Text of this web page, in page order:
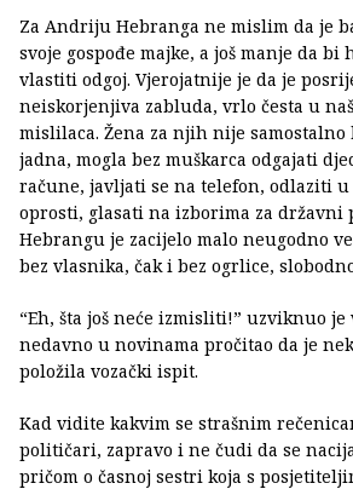
Za Andriju Hebranga ne mislim da je
svoje gospođe majke, a još manje da
vlastiti odgoj. Vjerojatnije je da je
neiskorjenjiva zabluda, vrlo česta u
mislilaca. Žena za njih nije samostalno
jadna, mogla bez muškarca odgajati
račune, javljati se na telefon, odlaziti u
oprosti, glasati na izborima za državni
Hebrangu je zacijelo malo neugodno
bez vlasnika, čak i bez ogrlice,
“Eh, šta još neće izmisliti!” uzviknuo je
nedavno u novinama pročitao da je
položila vozački ispit.
Kad vidite kakvim se strašnim
političari, zapravo i ne čudi da se
pričom o časnoj sestri koja s